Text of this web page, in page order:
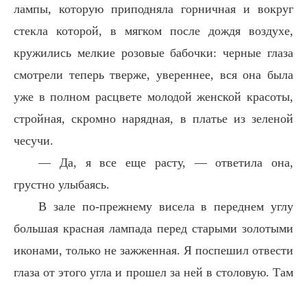
лампы, которую приподняла горничная и вокруг
стекла которой, в мягком после дождя воздухе,
кружились мелкие розовые бабочки: черные глаза
смотрели теперь тверже, увереннее, вся она была
уже в полном расцвете молодой женской красоты,
стройная, скромно нарядная, в платье из зеленой
чесучи.
— Да, я все еще расту, — ответила она,
грустно улыбаясь.
В зале по-прежнему висела в переднем углу
большая красная лампада перед старыми золотыми
иконами, только не зажженная. Я поспешил отвести
глаза от этого угла и прошел за ней в столовую. Там